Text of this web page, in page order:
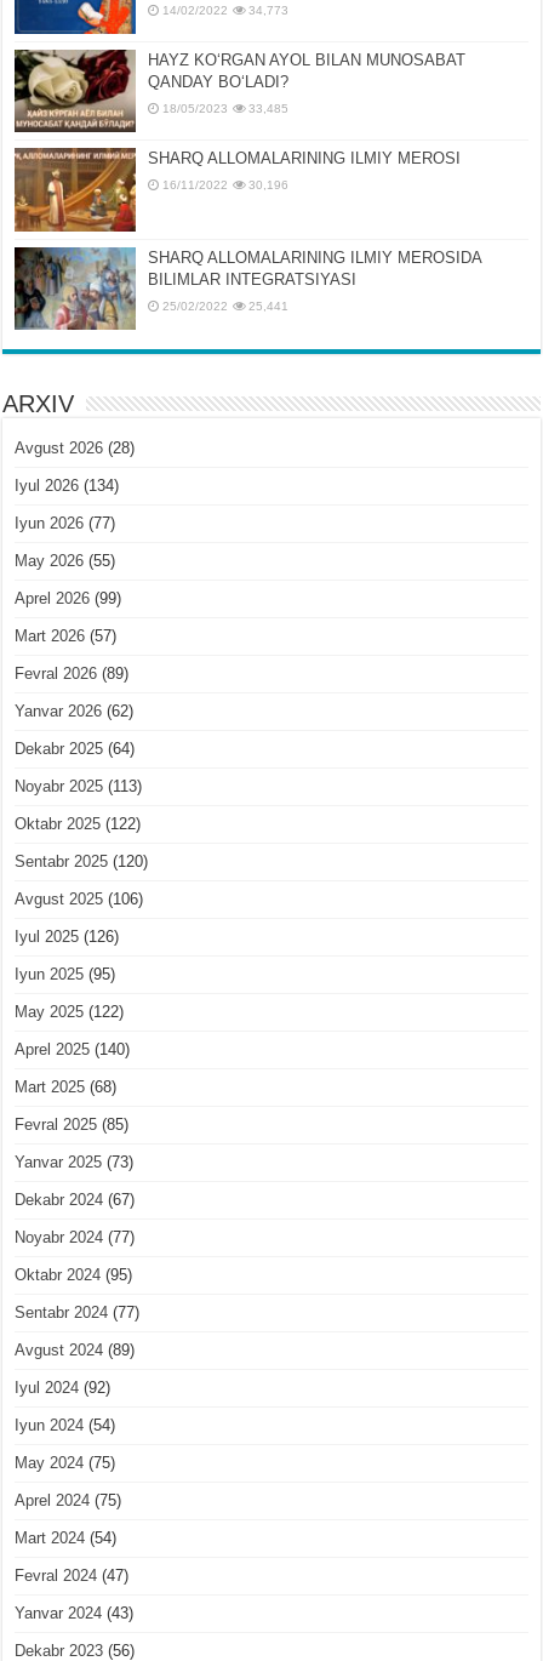
14/02/2022 34,773
HAYZ KOʻRGAN AYOL BILAN MUNOSABAT
QANDAY BOʻLADI?
18/05/2023 33,485
SHARQ ALLOMALARINING ILMIY MEROSI
16/11/2022 30,196
SHARQ ALLOMALARINING ILMIY MЕROSIDA
BILIMLAR INTЕGRATSIYASI
25/02/2022 25,441
ARXIV
Avgust 2026 (28)
Iyul 2026 (134)
Iyun 2026 (77)
May 2026 (55)
Aprel 2026 (99)
Mart 2026 (57)
Fevral 2026 (89)
Yanvar 2026 (62)
Dekabr 2025 (64)
Noyabr 2025 (113)
Oktabr 2025 (122)
Sentabr 2025 (120)
Avgust 2025 (106)
Iyul 2025 (126)
Iyun 2025 (95)
May 2025 (122)
Aprel 2025 (140)
Mart 2025 (68)
Fevral 2025 (85)
Yanvar 2025 (73)
Dekabr 2024 (67)
Noyabr 2024 (77)
Oktabr 2024 (95)
Sentabr 2024 (77)
Avgust 2024 (89)
Iyul 2024 (92)
Iyun 2024 (54)
May 2024 (75)
Aprel 2024 (75)
Mart 2024 (54)
Fevral 2024 (47)
Yanvar 2024 (43)
Dekabr 2023 (56)